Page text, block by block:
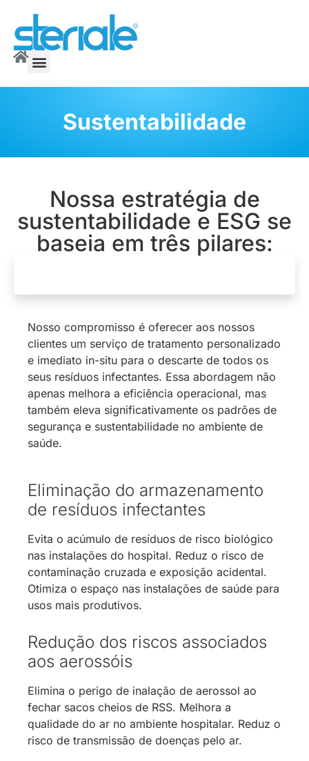
Sustentabilidade
Nossa estratégia de
sustentabilidade e ESG se
baseia em três pilares:
Nosso compromisso é oferecer aos nossos
clientes um serviço de tratamento personalizado
e imediato in-situ para o descarte de todos os
seus resíduos infectantes. Essa abordagem não
apenas melhora a eficiência operacional, mas
também eleva significativamente os padrões de
segurança e sustentabilidade no ambiente de
saúde.
Eliminação do armazenamento
de resíduos infectantes
Evita o acúmulo de resíduos de risco biológico
nas instalações do hospital. Reduz o risco de
contaminação cruzada e exposição acidental.
Otimiza o espaço nas instalações de saúde para
usos mais produtivos.
Redução dos riscos associados
aos aerossóis
Elimina o perigo de inalação de aerossol ao
fechar sacos cheios de RSS. Melhora a
qualidade do ar no ambiente hospitalar. Reduz o
risco de transmissão de doenças pelo ar.